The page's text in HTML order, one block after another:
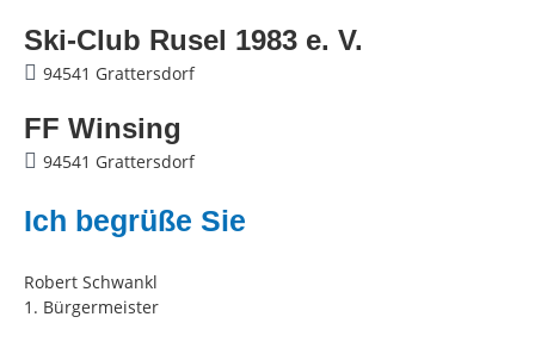
Ski-Club Rusel 1983 e. V.
94541 Grattersdorf
FF Winsing
94541 Grattersdorf
Ich begrüße Sie
Robert Schwankl
1. Bürgermeister